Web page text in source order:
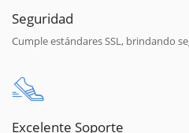
Seguridad
Cumple estándares SSL, brindando
Excelente Soporte